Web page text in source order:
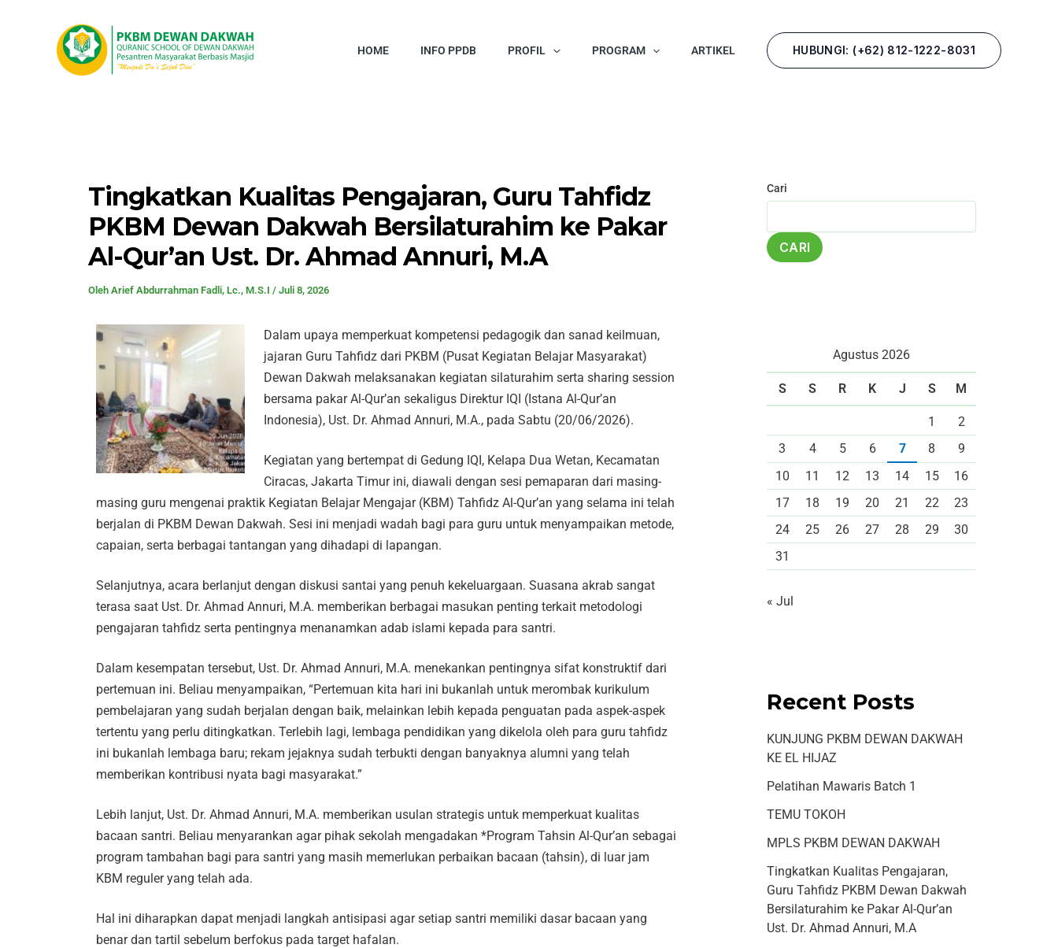
HOME INFO PPDB PROFIL PROGRAM ARTIKEL HUBUNGI: (+62) 812-1222-8031
Tingkatkan Kualitas Pengajaran, Guru Tahfidz
PKBM Dewan Dakwah Bersilaturahim ke Pakar
Al-Qur’an Ust. Dr. Ahmad Annuri, M.A
Oleh Arief Abdurrahman Fadli, Lc., M.S.I / Juli 8, 2026
Dalam upaya memperkuat kompetensi pedagogik dan sanad keilmuan,
jajaran Guru Tahfidz dari PKBM (Pusat Kegiatan Belajar Masyarakat)
Dewan Dakwah melaksanakan kegiatan silaturahim serta sharing session
bersama pakar Al-Qur’an sekaligus Direktur IQI (Istana Al-Qur’an
Indonesia), Ust. Dr. Ahmad Annuri, M.A., pada Sabtu (20/06/2026).
Kegiatan yang bertempat di Gedung IQI, Kelapa Dua Wetan, Kecamatan
Ciracas, Jakarta Timur ini, diawali dengan sesi pemaparan dari masing-
masing guru mengenai praktik Kegiatan Belajar Mengajar (KBM) Tahfidz Al-Qur’an yang selama ini telah
berjalan di PKBM Dewan Dakwah. Sesi ini menjadi wadah bagi para guru untuk menyampaikan metode,
capaian, serta berbagai tantangan yang dihadapi di lapangan.
Selanjutnya, acara berlanjut dengan diskusi santai yang penuh kekeluargaan. Suasana akrab sangat
terasa saat Ust. Dr. Ahmad Annuri, M.A. memberikan berbagai masukan penting terkait metodologi
pengajaran tahfidz serta pentingnya menanamkan adab islami kepada para santri.
Dalam kesempatan tersebut, Ust. Dr. Ahmad Annuri, M.A. menekankan pentingnya sifat konstruktif dari
pertemuan ini. Beliau menyampaikan, “Pertemuan kita hari ini bukanlah untuk merombak kurikulum
pembelajaran yang sudah berjalan dengan baik, melainkan lebih kepada penguatan pada aspek-aspek
tertentu yang perlu ditingkatkan. Terlebih lagi, lembaga pendidikan yang dikelola oleh para guru tahfidz
ini bukanlah lembaga baru; rekam jejaknya sudah terbukti dengan banyaknya alumni yang telah
memberikan kontribusi nyata bagi masyarakat.”
Lebih lanjut, Ust. Dr. Ahmad Annuri, M.A. memberikan usulan strategis untuk memperkuat kualitas
bacaan santri. Beliau menyarankan agar pihak sekolah mengadakan *Program Tahsin Al-Qur’an sebagai
program tambahan bagi para santri yang masih memerlukan perbaikan bacaan (tahsin), di luar jam
KBM reguler yang telah ada.
Hal ini diharapkan dapat menjadi langkah antisipasi agar setiap santri memiliki dasar bacaan yang
benar dan tartil sebelum berfokus pada target hafalan.
navigation
Cari
CARI
Agustus 2026
S S R K J S M
1
2
3
4 5 6 7 8
9
10
11 12 13 14 15
16
17
18 19 20 21 22
23
24
25 26 27 28 29
30
31
« Jul
Recent Posts
KUNJUNG PKBM DEWAN DAKWAH
KE EL HIJAZ
Pelatihan Mawaris Batch 1
TEMU TOKOH
MPLS PKBM DEWAN DAKWAH
Tingkatkan Kualitas Pengajaran,
Guru Tahfidz PKBM Dewan Dakwah
Bersilaturahim ke Pakar Al-Qur’an
Ust. Dr. Ahmad Annuri, M.A